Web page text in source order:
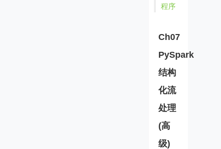
程序
Ch07
PySpark
结构
化流
处理
(高
级)